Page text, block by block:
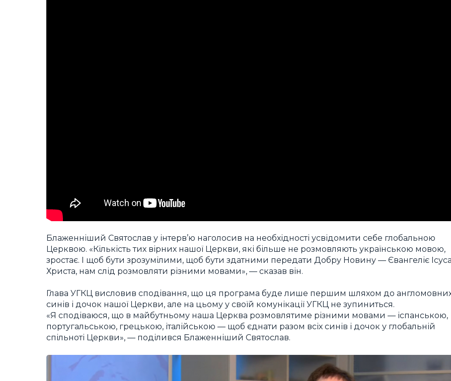
Блаженніший Святослав у інтерв’ю наголосив на необхідності усвідомити себе глобальною
Церквою. «Кількість тих вірних нашої Церкви, які більше не розмовляють українською мовою,
зростає. І щоб бути зрозумілими, щоб бути здатними передати Добру Новину — Євангеліє
Христа, нам слід розмовляти різними мовами», — сказав він.
Глава УГКЦ висловив сподівання, що ця програма буде лише першим шляхом до
синів і дочок нашої Церкви, але на цьому у своїй комунікації УГКЦ не зупиниться.
«Я сподіваюся, що в майбутньому наша Церква розмовлятиме різними мовами — іспанською,
португальською, грецькою, італійською — щоб єднати разом всіх синів і дочок у глобальній
спільноті Церкви», — поділився Блаженніший Святослав.